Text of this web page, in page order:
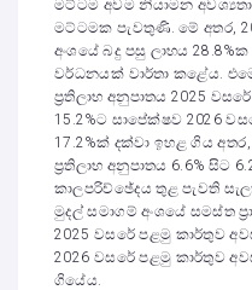
මට්ටම අවම නියාමන
මට්ටමක පැවතුණි. මේ අතර,
අංශයේ බදු පසු ලාභය
වර්ධනයක් වාර්තා කළේය.
ප්‍රතිලාභ අනුපාතය 2025
15.2%ට සාපේක්ෂව 2026
17.2%ක් දක්වා ඉහළ ගිය
ප්‍රතිලාභ අනුපාතය 6.6% සිට
කාලපරිච්ඡේදය තුළ පැවති
මුදල් සමාගම් අංශයේ සමස්ත
2025 වසරේ පළමු කාර්තුව
2026 වසරේ පළමු කාර්තුව
ගියේය.